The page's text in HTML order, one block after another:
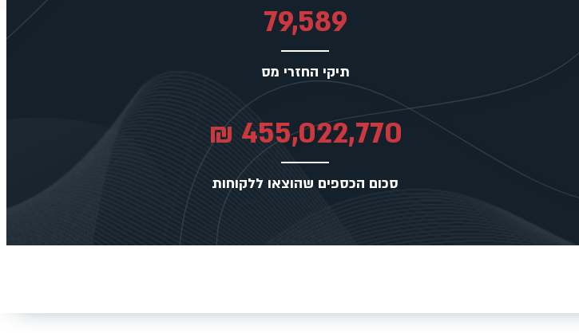
79,589
תיקי החזרי מס
455,022,770
₪
סכום הכספים שהוצאו ללקוחות